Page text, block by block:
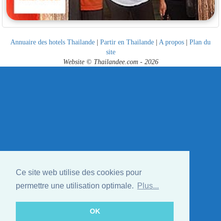
Ce site web utilise des cookies pour
permettre une utilisation optimale.
Plus...
OK
Annuaire des hotels Thailande | Partir en Thailande | A propos | Plan du
site
Website © Thailandee.com - 2026